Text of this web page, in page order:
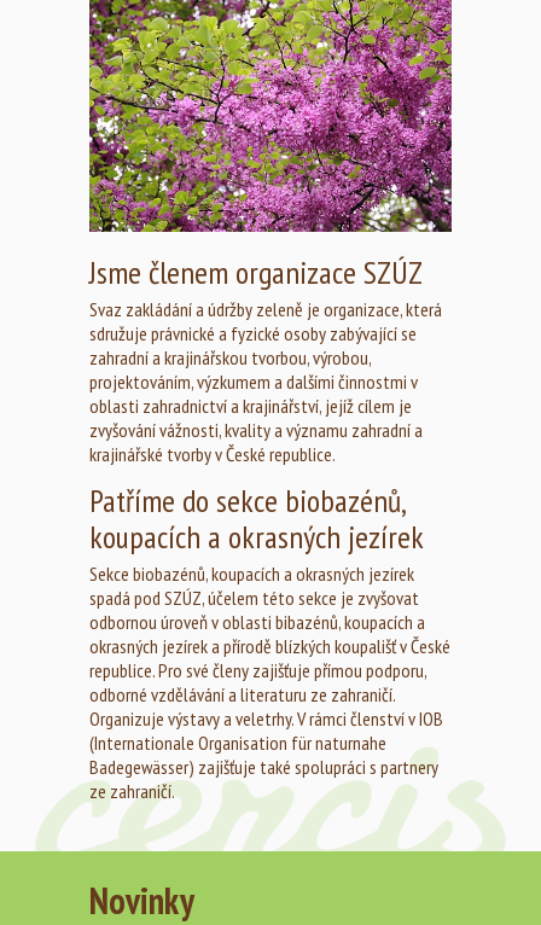
Jsme členem organizace SZÚZ
Svaz zakládání a údržby zeleně je organizace, která
sdružuje právnické a fyzické osoby zabývající se
zahradní a krajinářskou tvorbou, výrobou,
projektováním, výzkumem a dalšími činnostmi v
oblasti zahradnictví a krajinářství, jejíž cílem je
zvyšování vážnosti, kvality a významu zahradní a
krajinářské tvorby v České republice.
Patříme do sekce biobazénů,
koupacích a okrasných jezírek
Sekce biobazénů, koupacích a okrasných jezírek
spadá pod SZÚZ, účelem této sekce je zvyšovat
odbornou úroveň v oblasti bibazénů, koupacích a
okrasných jezírek a přírodě blízkých koupališť v České
republice. Pro své členy zajišťuje přímou podporu,
odborné vzdělávání a literaturu ze zahraničí.
Organizuje výstavy a veletrhy. V rámci členství v IOB
(Internationale Organisation für naturnahe
Badegewässer) zajišťuje také spolupráci s partnery
ze zahraničí.
Novinky